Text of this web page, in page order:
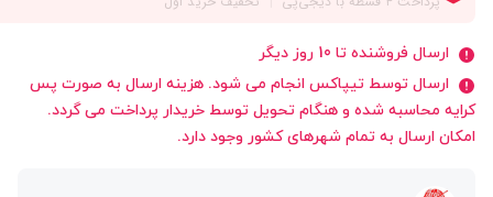
ارسال فروشنده تا 10 روز دیگر
ارسال توسط تیپاکس انجام می شود. هزینه ارسال به صورت پس
کرایه محاسبه شده و هنگام تحویل توسط خریدار پرداخت می گردد.
امکان ارسال به تمام شهرهای کشور وجود دارد.